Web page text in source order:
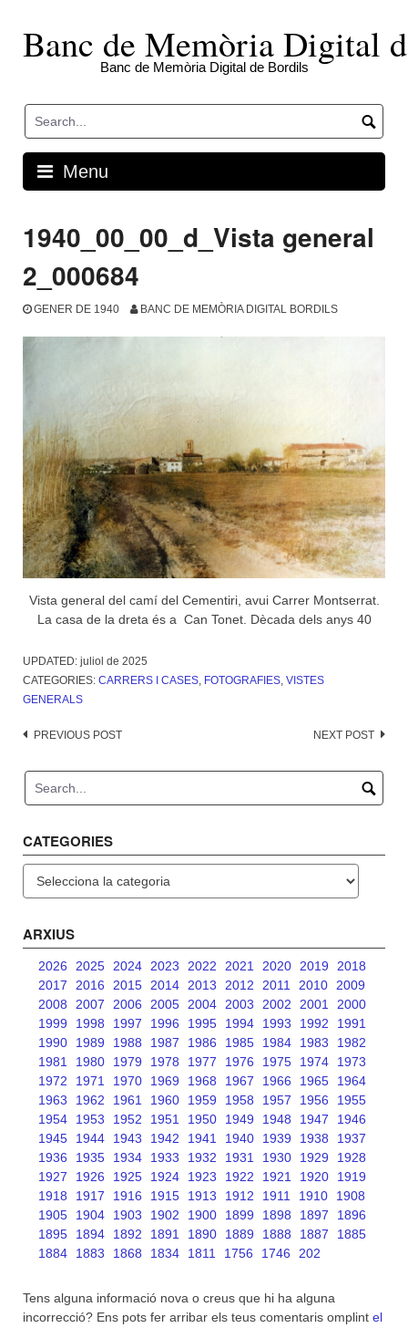
contentBanc de Memòria Digital
Banc de Memòria Digital de Bordils
Menu
1940_00_00_d_Vista general
2_000684
GENER DE 1940 BANC DE MEMÒRIA DIGITAL BORDILS
Vista general del camí del Cementiri, avui Carrer Montserrat.
La casa de la dreta és a Can Tonet. Dècada dels anys 40
UPDATED: juliol de 2025
CATEGORIES: CARRERS I CASES, FOTOGRAFIES, VISTES
GENERALS
Post
PREVIOUS POST NEXT POST
CATEGORIES
ARXIUS
2026 2025 2024 2023 2022 2021 2020 2019
2018
2017
2016 2015 2014 2013 2012 2011 2010 2009
2008
2007 2006 2005 2004 2003 2002 2001
2000
1999
1998 1997 1996 1995 1994 1993 1992
1991
1990
1989 1988 1987 1986 1985 1984 1983
1982
1981
1980 1979 1978 1977 1976 1975 1974
1973
1972
1971 1970 1969 1968 1967 1966 1965
1964
1963
1962 1961 1960 1959 1958 1957 1956
1955
1954
1953 1952 1951 1950 1949 1948 1947
1946
1945
1944 1943 1942 1941 1940 1939 1938
1937
1936
1935 1934 1933 1932 1931 1930 1929
1928
1927
1926 1925 1924 1923 1922 1921 1920
1919
1918
1917 1916 1915 1913 1912 1911 1910
1908
1905
1904 1903 1902 1900 1899 1898 1897
1896
1895
1894 1892 1891 1890 1889 1888 1887
1885
1884
1883 1868 1834 1811 1756 1746 202
Tens alguna informació nova o creus que hi ha alguna
incorrecció? Ens pots fer arribar els teus comentaris omplint el